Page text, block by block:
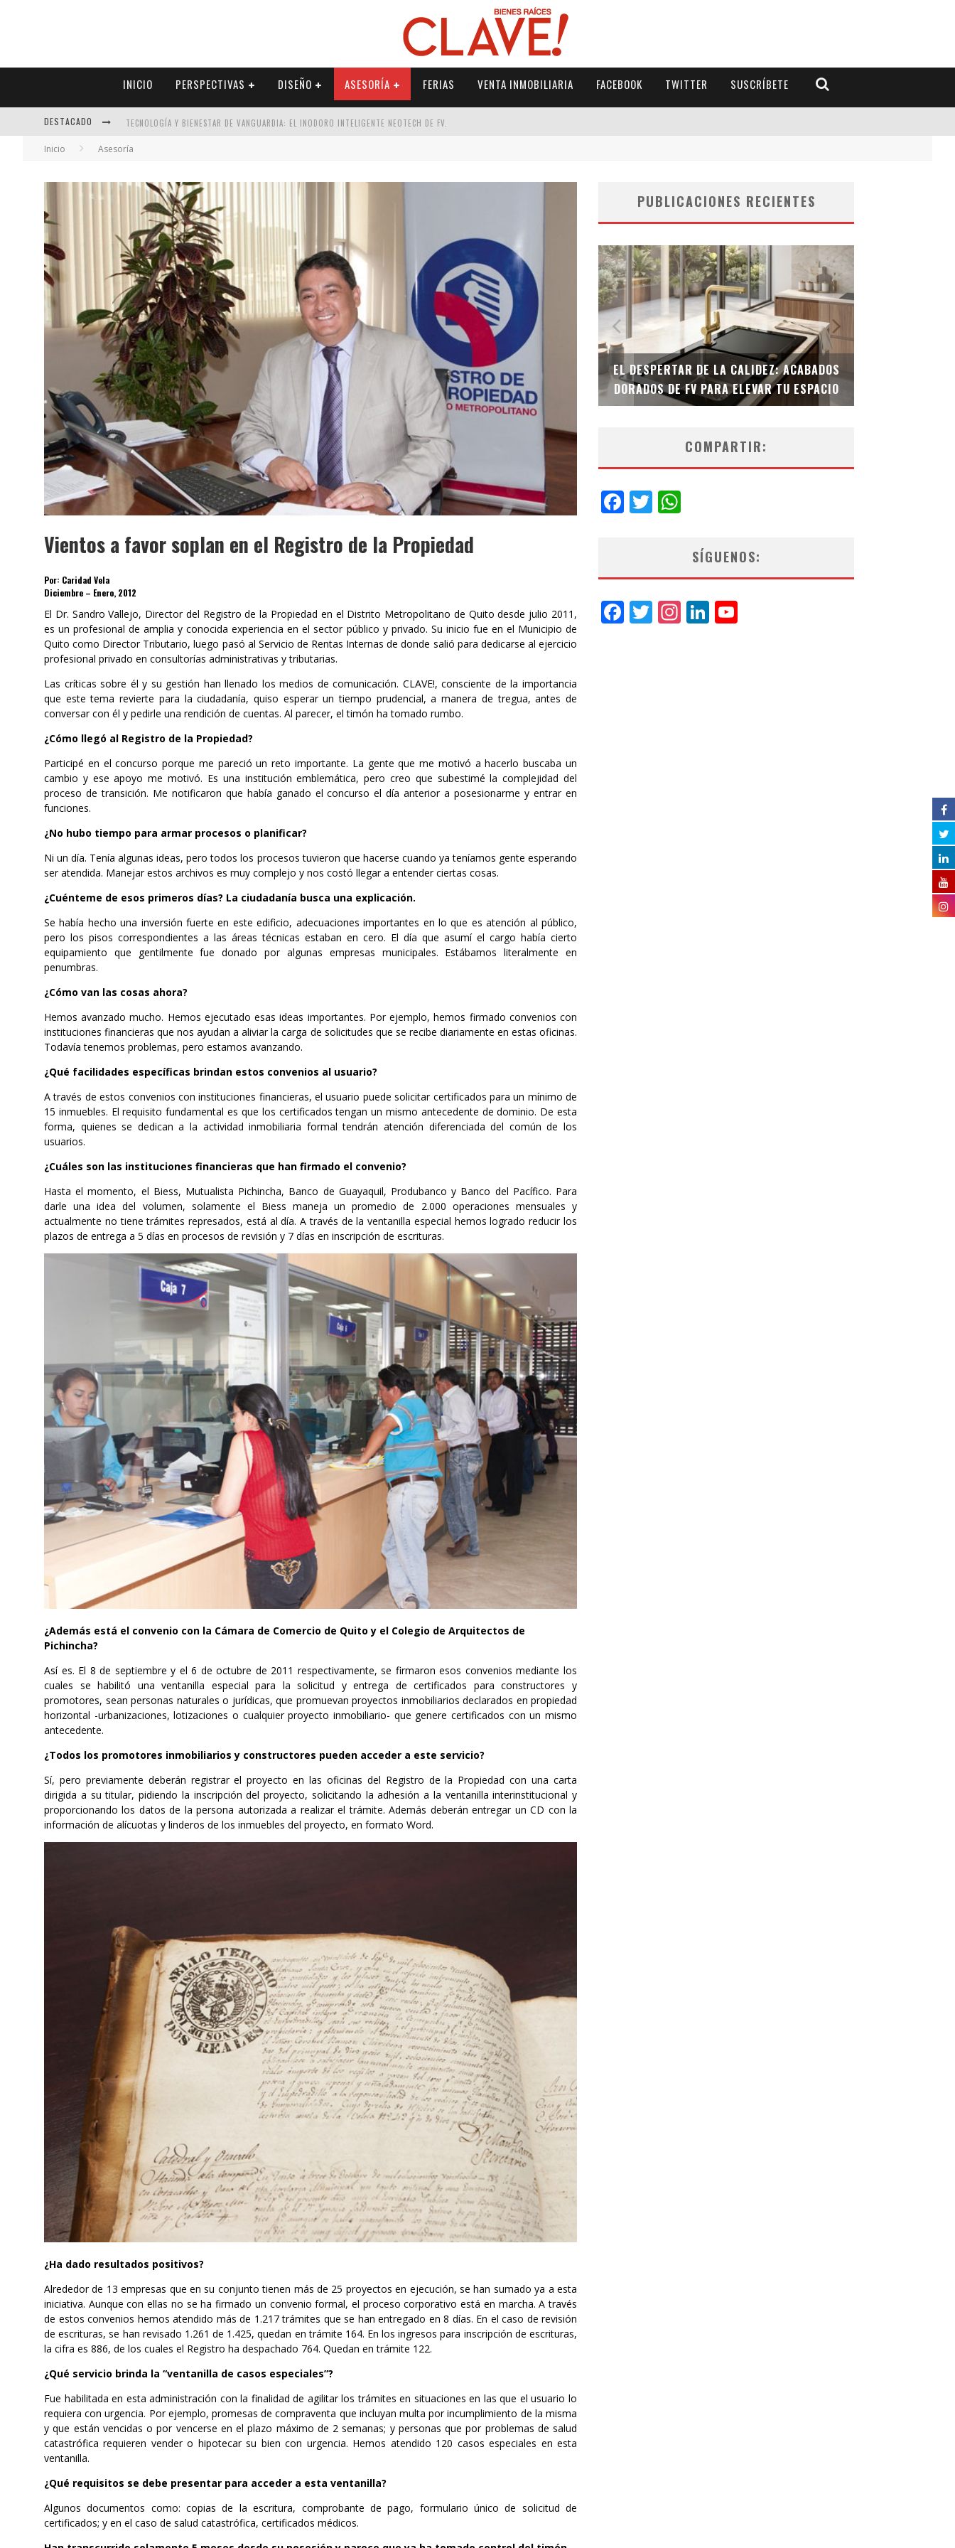
INICIO PERSPECTIVAS DISEÑO ASESORÍA FERIAS VENTA INMOBILIARIA FACEBOOK TWITTER SUSCRÍBETE
DESTACADO TECNOLOGÍA Y BIENESTAR DE VANGUARDIA: EL INODORO INTELIGENTE NEOTECH DE FV.
SECTOR INMOBILIARIO – RECUPERACIÓN A PASO FIRME
ALEXANDRA BEDOYA – LA CONSTANCIA DETRÁS DE LA PALETERÍA
EL DESPERTAR DE LA CALIDEZ: ACABADOS DORADOS DE FV PARA ELEVAR TU ESPACIO
Inicio Asesoría
Vientos a favor soplan en el Registro de la Propiedad
Por: Caridad Vela
Diciembre – Enero, 2012
El Dr. Sandro Vallejo, Director del Registro de la Propiedad en el Distrito Metropolitano de Quito desde julio 2011,
es un profesional de amplia y conocida experiencia en el sector público y privado. Su inicio fue en el Municipio de
Quito como Director Tributario, luego pasó al Servicio de Rentas Internas de donde salió para dedicarse al ejercicio
profesional privado en consultorías administrativas y tributarias.
Las críticas sobre él y su gestión han llenado los medios de comunicación. CLAVE!, consciente de la importancia
que este tema revierte para la ciudadanía, quiso esperar un tiempo prudencial, a manera de tregua, antes de
conversar con él y pedirle una rendición de cuentas. Al parecer, el timón ha tomado rumbo.
¿Cómo llegó al Registro de la Propiedad?
Participé en el concurso porque me pareció un reto importante. La gente que me motivó a hacerlo buscaba un
cambio y ese apoyo me motivó. Es una institución emblemática, pero creo que subestimé la complejidad del
proceso de transición. Me notificaron que había ganado el concurso el día anterior a posesionarme y entrar en
funciones.
¿No hubo tiempo para armar procesos o planificar?
Ni un día. Tenía algunas ideas, pero todos los procesos tuvieron que hacerse cuando ya teníamos gente esperando
ser atendida. Manejar estos archivos es muy complejo y nos costó llegar a entender ciertas cosas.
¿Cuénteme de esos primeros días? La ciudadanía busca una explicación.
Se había hecho una inversión fuerte en este edificio, adecuaciones importantes en lo que es atención al público,
pero los pisos correspondientes a las áreas técnicas estaban en cero. El día que asumí el cargo había cierto
equipamiento que gentilmente fue donado por algunas empresas municipales. Estábamos literalmente en
penumbras.
¿Cómo van las cosas ahora?
Hemos avanzado mucho. Hemos ejecutado esas ideas importantes. Por ejemplo, hemos firmado convenios con
instituciones financieras que nos ayudan a aliviar la carga de solicitudes que se recibe diariamente en estas oficinas.
Todavía tenemos problemas, pero estamos avanzando.
¿Qué facilidades específicas brindan estos convenios al usuario?
A través de estos convenios con instituciones financieras, el usuario puede solicitar certificados para un mínimo de
15 inmuebles. El requisito fundamental es que los certificados tengan un mismo antecedente de dominio. De esta
forma, quienes se dedican a la actividad inmobiliaria formal tendrán atención diferenciada del común de los
usuarios.
¿Cuáles son las instituciones financieras que han firmado el convenio?
Hasta el momento, el Biess, Mutualista Pichincha, Banco de Guayaquil, Produbanco y Banco del Pacífico. Para
darle una idea del volumen, solamente el Biess maneja un promedio de 2.000 operaciones mensuales y
actualmente no tiene trámites represados, está al día. A través de la ventanilla especial hemos logrado reducir los
plazos de entrega a 5 días en procesos de revisión y 7 días en inscripción de escrituras.
¿Además está el convenio con la Cámara de Comercio de Quito y el Colegio de Arquitectos de
Pichincha?
Así es. El 8 de septiembre y el 6 de octubre de 2011 respectivamente, se firmaron esos convenios mediante los
cuales se habilitó una ventanilla especial para la solicitud y entrega de certificados para constructores y
promotores, sean personas naturales o jurídicas, que promuevan proyectos inmobiliarios declarados en propiedad
horizontal -urbanizaciones, lotizaciones o cualquier proyecto inmobiliario- que genere certificados con un mismo
antecedente.
¿Todos los promotores inmobiliarios y constructores pueden acceder a este servicio?
Sí, pero previamente deberán registrar el proyecto en las oficinas del Registro de la Propiedad con una carta
dirigida a su titular, pidiendo la inscripción del proyecto, solicitando la adhesión a la ventanilla interinstitucional y
proporcionando los datos de la persona autorizada a realizar el trámite. Además deberán entregar un CD con la
información de alícuotas y linderos de los inmuebles del proyecto, en formato Word.
¿Ha dado resultados positivos?
Alrededor de 13 empresas que en su conjunto tienen más de 25 proyectos en ejecución, se han sumado ya a esta
iniciativa. Aunque con ellas no se ha firmado un convenio formal, el proceso corporativo está en marcha. A través
de estos convenios hemos atendido más de 1.217 trámites que se han entregado en 8 días. En el caso de revisión
de escrituras, se han revisado 1.261 de 1.425, quedan en trámite 164. En los ingresos para inscripción de escrituras,
la cifra es 886, de los cuales el Registro ha despachado 764. Quedan en trámite 122.
¿Qué servicio brinda la “ventanilla de casos especiales”?
Fue habilitada en esta administración con la finalidad de agilitar los trámites en situaciones en las que el usuario lo
requiera con urgencia. Por ejemplo, promesas de compraventa que incluyan multa por incumplimiento de la misma
y que están vencidas o por vencerse en el plazo máximo de 2 semanas; y personas que por problemas de salud
catastrófica requieren vender o hipotecar su bien con urgencia. Hemos atendido 120 casos especiales en esta
ventanilla.
¿Qué requisitos se debe presentar para acceder a esta ventanilla?
Algunos documentos como: copias de la escritura, comprobante de pago, formulario único de solicitud de
certificados; y en el caso de salud catastrófica, certificados médicos.
PUBLICACIONES RECIENTES
SAINT-GOBAIN IMPTEK – XI CONVENCIÓN
INTERNACIONAL
EL DESPERTAR DE LA CALIDEZ: ACABADOS
DORADOS DE FV PARA ELEVAR TU ESPACIO
COMPARTIR:
Facebook
Twitter
SÍGUENOS:
Facebook
Twitter
Instagram
LinkedIn